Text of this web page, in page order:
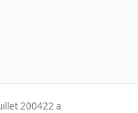
200422 a